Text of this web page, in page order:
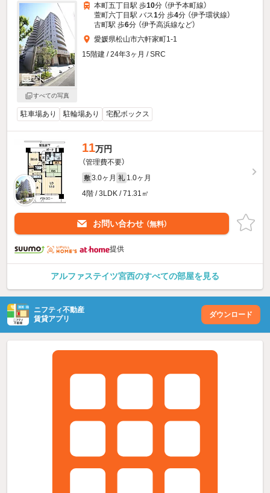
すべての写真
本町五丁目駅 歩10分 （伊予本町線）
萱町六丁目駅 バス1分 歩4分 （伊予環状線）
古町駅 歩6分 （伊予高浜線など）
愛媛県松山市六軒家町1-1
15階建 / 24年3ヶ月 / SRC
駐車場あり 駐輪場あり 宅配ボックス
11万円
（管理費不要）
敷 3.0ヶ月 礼 1.0ヶ月
4階 / 3LDK / 71.31㎡
お問い合わせ （無料）
提供
アルファステイツ宮西のすべての部屋を見る
ニフティ不動産
賃貸アプリ
ダウンロード